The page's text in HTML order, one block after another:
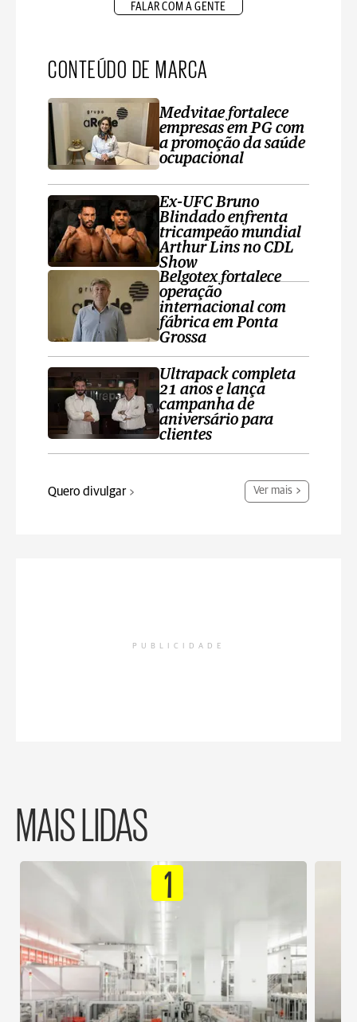
FALAR COM A GENTE
CONTEÚDO DE MARCA
Medvitae fortalece
empresas em PG com
a promoção da saúde
ocupacional
Ex-UFC Bruno
Blindado enfrenta
tricampeão mundial
Arthur Lins no CDL
Show
Belgotex fortalece
operação
internacional com
fábrica em Ponta
Grossa
Ultrapack completa
21 anos e lança
campanha de
aniversário para
clientes
Quero divulgar Ver mais
PUBLICIDADE
MAIS LIDAS
1